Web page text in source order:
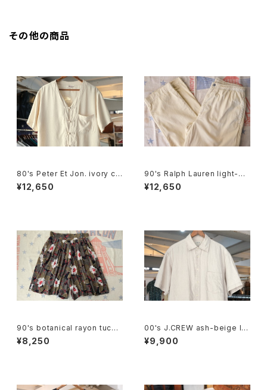
その他の商品
80's Peter Et Jon. ivory chi
nese-button silk Shirt
¥12,650
90's Ralph Lauren light-be
ige cotton easy Pants
¥12,650
90's botanical rayon tucke
d Culottes
¥8,250
00's J.CREW ash-beige lin
en Shirt
¥9,900